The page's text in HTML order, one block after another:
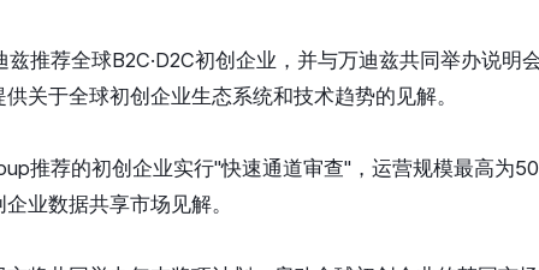
推荐全球B2C·D2C初创企业，并与万迪兹共同举办说明
关于全球初创企业生态系统和技术趋势的见解。
推荐的初创企业实行"快速通道审查"，运营规模最高为
业数据共享市场见解。